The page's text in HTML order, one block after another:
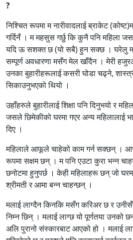
?
निश्चित रूपमा म नारीवादलाई ब्राकेट
गर्दिनँ । म महसुस गर्छु कि कुनै पनि महिला
यदि ऊ सशक्त छ (यो सबै) हुन सक्छ । घरेलु
सम्पूर्ण अवधारणा मसँग मेल खाँदैन । मेरी
उनका बुहारीहरूलाई कसरी घोडा चढ्ने,
सिकाउनुभएको थियो ।
उहाँहरुले बुहारीलाई शिक्षा पनि दिनुभयो र
जसले छिमेकीको घरमा गएर अन्य महिलालाई
दिए ।
महिलाले आफूले चाहेको काम गर्न सक्छन् । आज
रूपमा सक्षम छन् । म पनि एउटा कुरा भन्न
छनोटमा हुनुपर्छ । केही महिलाहरू छन् जो
श्रीमती र आमा बन्न चाहन्छन् ।
मलाई लाग्दैन किनकि मसँग करिअर छ र
निम्न छिन् । मलाई लाग्छ यो पूर्णतया उनको
अलि पुरानो संस्कारबाट आएको हो । मलाई